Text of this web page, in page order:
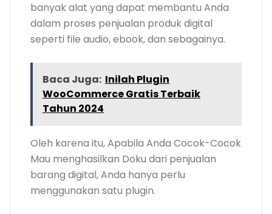
banyak alat yang dapat membantu Anda
dalam proses penjualan produk digital
seperti file audio, ebook, dan sebagainya.
Baca Juga: Inilah Plugin
WooCommerce Gratis Terbaik
Tahun 2024
Oleh karena itu, Apabila Anda Cocok-Cocok
Mau menghasilkan Doku dari penjualan
barang digital, Anda hanya perlu
menggunakan satu plugin.